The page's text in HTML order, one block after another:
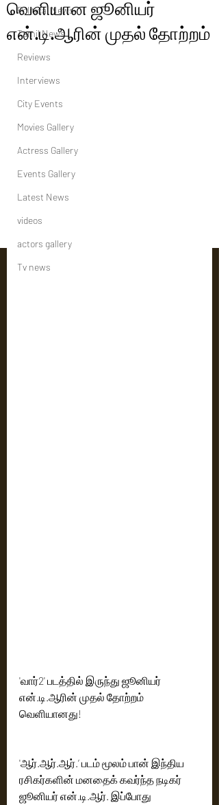
Political News
Tamil News
Reviews
Interviews
City Events
Movies Gallery
Actress Gallery
Events Gallery
Latest News
videos
actors gallery
Tv news
வெளியான ஜூனியர்
என்.டி.ஆரின் முதல் தோற்றம்
'வார்2' படத்தில் இருந்து ஜூனியர்
என்.டி.ஆரின் முதல் தோற்றம்
வெளியானது!
'ஆர்.ஆர்.ஆர்.’ படம் மூலம் பான் இந்திய
ரசிகர்களின் மனதைக் கவர்ந்த நடிகர்
ஜூனியர் என்.டி.ஆர். இப்போது